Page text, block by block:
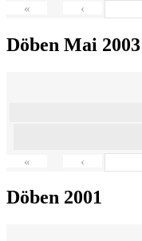
« ‹
Döben Mai 2003
« ‹
Döben 2001